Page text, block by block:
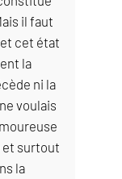
il faut
cet état
la
ni la
voulais
et surtout
la